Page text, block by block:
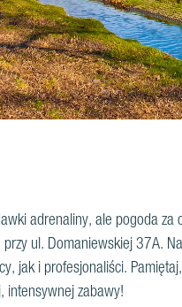
adrenaliny, ale pogoda
ul. Domaniewskiej 37A.
jak i profesjonaliści.
intensywnej zabawy!